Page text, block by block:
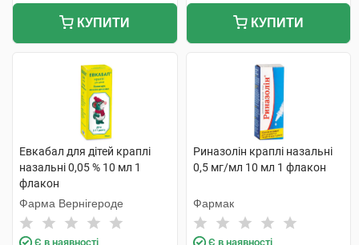
КУПИТИ КУПИТИ
Евкабал для дітей краплі
назальні 0,05 % 10 мл 1
флакон
Фарма Вернігероде
Є в наявності
Риназолін краплі назальні
0,5 мг/мл 10 мл 1 флакон
Фармак
Є в наявності